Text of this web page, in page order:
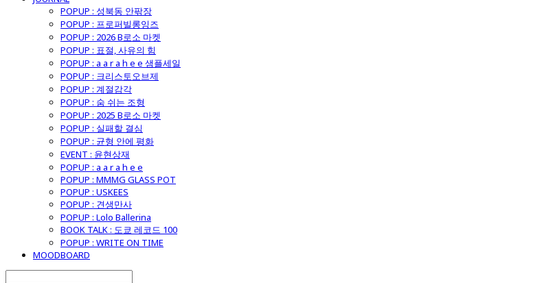
POPUP : 성북동 안팎장
POPUP : 프로퍼빌롱잉즈
POPUP : 2026 B로소 마켓
POPUP : 표절, 사유의 힘
POPUP : a a r a h e e 샘플세일
POPUP : 크리스토오브제
POPUP : 계절감각
POPUP : 숨 쉬는 조형
POPUP : 2025 B로소 마켓
POPUP : 실패할 결심
POPUP : 균형 안에 평화
EVENT : 윤현상재
POPUP : a a r a h e e
POPUP : MMMG GLASS POT
POPUP : USKEES
POPUP : 견생만사
POPUP : Lolo Ballerina
BOOK TALK : 도쿄 레코드 100
POPUP : WRITE ON TIME
MOODBOARD